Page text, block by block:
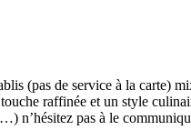
(pas de service à la carte)
raffinée et un style
n’hésitez pas à le